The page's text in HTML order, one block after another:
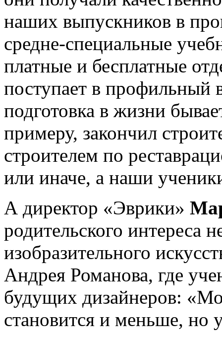
наших выпускников в
средне-специальные
платные и бесплатные
поступает в профильный
подготовка в жизни
примеру, закончил
строителем по
или иначе, а наши
А директор «Эврики»
родительского интереса
изобразительного
Андрея Романова, где
будущих дизайнеров:
становится и меньше, но